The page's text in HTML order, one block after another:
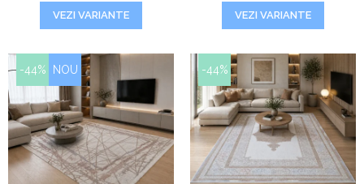
VEZI VARIANTE VEZI VARIANTE
-44% NOU -44%